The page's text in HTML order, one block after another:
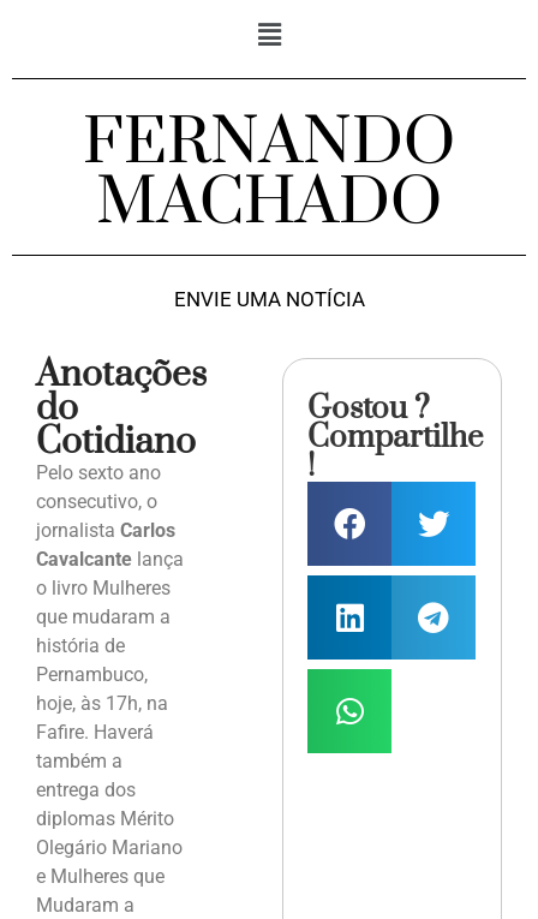
FERNANDO
MACHADO
ENVIE UMA NOTÍCIA
Anotações
do
Cotidiano
Pelo sexto ano
consecutivo, o
jornalista Carlos
Cavalcante lança
o livro Mulheres
que mudaram a
história de
Pernambuco,
hoje, às 17h, na
Fafire. Haverá
também a
entrega dos
diplomas Mérito
Olegário Mariano
e Mulheres que
Mudaram a
Gostou ?
Compartilhe
!